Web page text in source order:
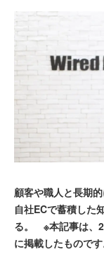
顧客や職人と長期
自社ECで蓄積した
る。 ※本記事は、
に掲載したものです